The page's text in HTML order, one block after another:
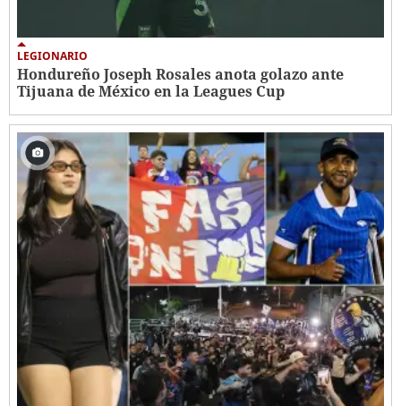
LEGIONARIO
Hondureño Joseph Rosales anota golazo ante
Tijuana de México en la Leagues Cup